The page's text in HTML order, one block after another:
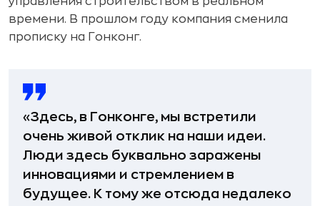
времени. В прошлом году компания сменила
прописку на Гонконг.
«Здесь, в Гонконге, мы встретили
очень живой отклик на наши идеи.
Люди здесь буквально заражены
инновациями и стремлением в
будущее. К тому же отсюда недалеко